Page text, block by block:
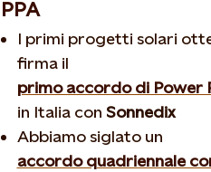
PPA
I primi progetti solari
firma il
primo accordo di Power
in Italia con Sonnedix
Abbiamo siglato un
accordo quadriennale